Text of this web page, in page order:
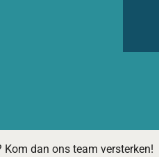
dan ons team versterken!